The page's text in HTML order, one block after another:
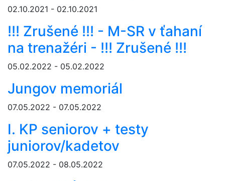
02.10.2021 - 02.10.2021
!!! Zrušené !!! - M-SR v ťahaní
na trenažéri - !!! Zrušené !!!
05.02.2022 - 05.02.2022
Jungov memoriál
07.05.2022 - 07.05.2022
I. KP seniorov + testy
juniorov/kadetov
07.05.2022 - 08.05.2022